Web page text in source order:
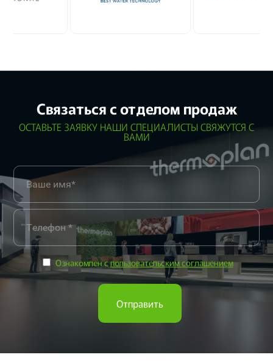
Связаться с отделом продаж
ОСТАВЬТЕ ЗАЯВКУ НАШИ СПЕЦИАЛИСТЫ СВЯЖУТСЯ С
ВАМИ
Ознакомлен спользовательским соглашением
Отправить